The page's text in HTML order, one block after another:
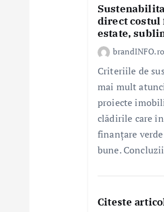
direct
estate,
brandINFO.ro
Criteriile de
mai mult
proiecte
clădirile care
finanțare
bune.
Citeste